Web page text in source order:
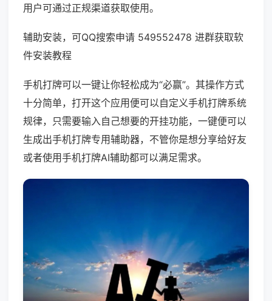
用户可通过正规渠道获取使用。
辅助安装，可QQ搜索申请 549552478 进群获取软
件安装教程
手机打牌可以一键让你轻松成为“必赢”。其操作方式
十分简单，打开这个应用便可以自定义手机打牌系统
规律，只需要输入自己想要的开挂功能，一键便可以
生成出手机打牌专用辅助器，不管你是想分享给好友
或者使用手机打牌AI辅助都可以满足需求。